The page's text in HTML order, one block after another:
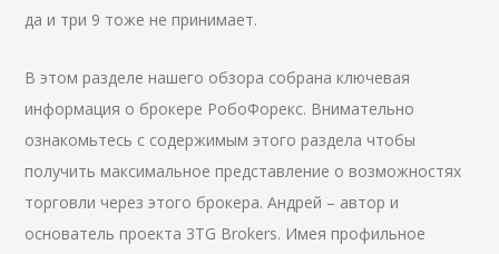
да и три 9 тоже не принимает.
В этом разделе нашего обзора собрана ключевая
информация о брокере РобоФорекс. Внимательно
ознакомьтесь с содержимым этого раздела чтобы
получить максимальное представление о возможностях
торговли через этого брокера. Андрей – автор и
основатель проекта 3TG Brokers. Имея профильное